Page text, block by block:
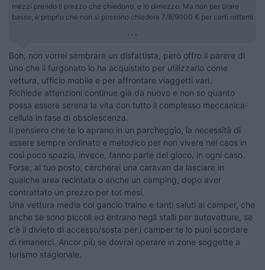
mezzi prendo il prezzo che chiedono, e lo dimezzo. Ma non per tirare
basso, è proprio che non si possono chiedere 7/8/9000 € per certi rottami
...
Boh, non vorrei sembrare un disfattista, però offro il parere di
uno che il furgonato lo ha acquistato per utilizzarlo come
vettura, ufficio mobile e per affrontare viaggetti vari.
Richiede attenzioni continue già da nuovo e non so quanto
possa essere serena la vita con tutto il complesso meccanica-
cellula in fase di obsolescenza.
Il pensiero che te lo aprano in un parcheggio, la necessità di
essere sempre ordinato e metodico per non vivere nel caos in
così poco spazio, invece, fanno parte del gioco, in ogni caso.
Forse, al tuo posto, cercherei una caravan da lasciare in
qualche area recintata o anche un camping, dopo aver
contrattato un prezzo per tot mesi.
Una vettura media col gancio traino e tanti saluti ai camper, che
anche se sono piccoli ed entrano negli stalli per autovetture, se
c'è il divieto di accesso/sosta per i camper te lo puoi scordare
di rimanerci. Ancor più se dovrai operare in zone soggette a
turismo stagionale.